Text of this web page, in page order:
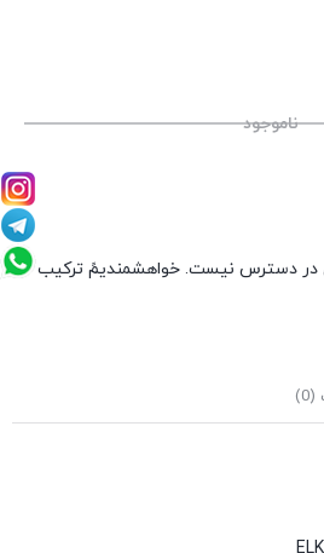
ناموجود
دسترس نیست. خواهشمندیمً ترکیب